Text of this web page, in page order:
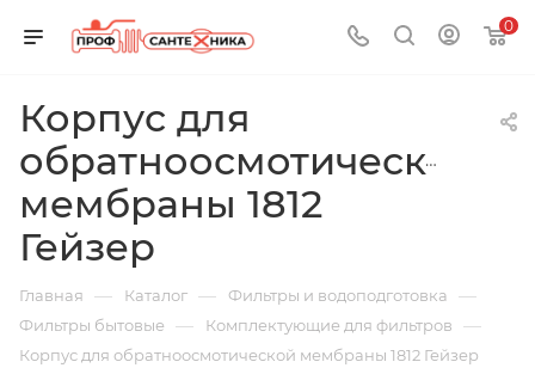
0
Корпус для
обратноосмотической
мембраны 1812
Гейзер
Главная — Каталог — Фильтры и водоподготовка —
Фильтры бытовые — Комплектующие для фильтров —
Корпус для обратноосмотической мембраны 1812 Гейзер